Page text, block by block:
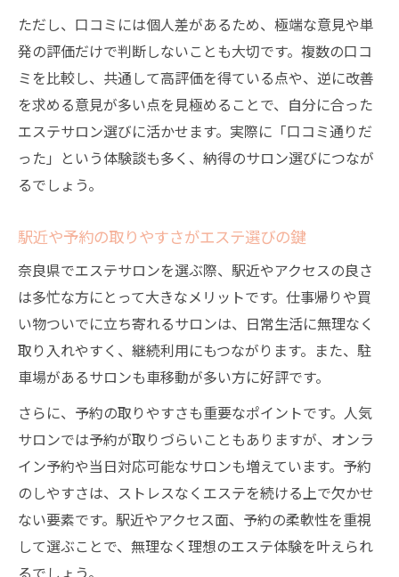
ただし、口コミには個人差があるため、極端な意見や単
発の評価だけで判断しないことも大切です。複数の口コ
ミを比較し、共通して高評価を得ている点や、逆に改善
を求める意見が多い点を見極めることで、自分に合った
エステサロン選びに活かせます。実際に「口コミ通りだ
った」という体験談も多く、納得のサロン選びにつなが
るでしょう。
駅近や予約の取りやすさがエステ選びの鍵
奈良県でエステサロンを選ぶ際、駅近やアクセスの良さ
は多忙な方にとって大きなメリットです。仕事帰りや買
い物ついでに立ち寄れるサロンは、日常生活に無理なく
取り入れやすく、継続利用にもつながります。また、駐
車場があるサロンも車移動が多い方に好評です。
さらに、予約の取りやすさも重要なポイントです。人気
サロンでは予約が取りづらいこともありますが、オンラ
イン予約や当日対応可能なサロンも増えています。予約
のしやすさは、ストレスなくエステを続ける上で欠かせ
ない要素です。駅近やアクセス面、予約の柔軟性を重視
して選ぶことで、無理なく理想のエステ体験を叶えられ
るでしょう。